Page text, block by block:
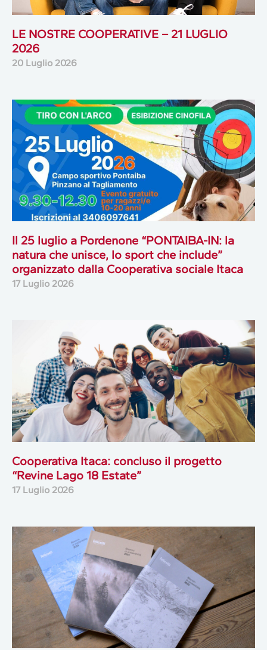
LE NOSTRE COOPERATIVE – 21 LUGLIO
2026
20 Luglio 2026
Il 25 luglio a Pordenone “PONTAIBA-IN: la
natura che unisce, lo sport che include”
organizzato dalla Cooperativa sociale Itaca
17 Luglio 2026
Cooperativa Itaca: concluso il progetto
“Revine Lago 18 Estate”
17 Luglio 2026